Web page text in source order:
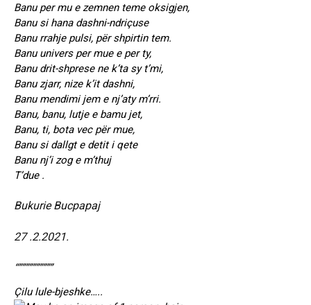
Banu per mu e zemnen teme oksigjen,
Banu si hana dashni-ndriçuse
Banu rrahje pulsi, për shpirtin tem.
Banu univers per mue e per ty,
Banu drit-shprese ne k’ta sy t’mi,
Banu zjarr, nize k’it dashni,
Banu mendimi jem e nj’aty m’rri.
Banu, banu, lutje e bamu jet,
Banu, ti, bota vec për mue,
Banu si dallgt e detit i qete
Banu nj’i zog e m’thuj
T’due .
Bukurie Bucpapaj
27 .2.2021.
“””””””””””
Çilu lule-bjeshke…..